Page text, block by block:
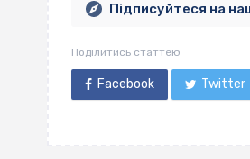
Підписуйтеся на
Поділитись статтею
Facebook Twitter